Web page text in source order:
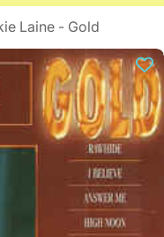
Laine - Gold